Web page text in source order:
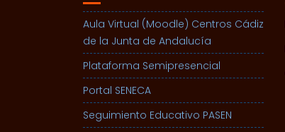
Aula Virtual (Moodle) Centros Cádiz
de la Junta de Andalucía
Plataforma Semipresencial
Portal SENECA
Seguimiento Educativo PASEN